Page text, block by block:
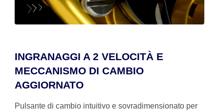
INGRANAGGI A 2 VELOCITÀ E
MECCANISMO DI CAMBIO
AGGIORNATO
Pulsante di cambio intuitivo e sovradimensionato per